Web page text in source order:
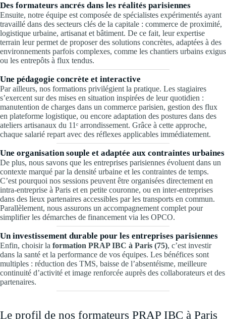
Des formateurs ancrés dans les réalités parisiennes
Ensuite, notre équipe est composée de spécialistes expérimentés ayant
travaillé dans des secteurs clés de la capitale : commerce de proximité,
logistique urbaine, artisanat et bâtiment. De ce fait, leur expertise
terrain leur permet de proposer des solutions concrètes, adaptées à des
environnements parfois complexes, comme les chantiers urbains exigus
ou les entrepôts à flux tendus.
Une pédagogie concrète et interactive
Par ailleurs, nos formations privilégient la pratique. Les stagiaires
s’exercent sur des mises en situation inspirées de leur quotidien :
manutention de charges dans un commerce parisien, gestion des flux
en plateforme logistique, ou encore adaptation des postures dans des
ateliers artisanaux du 11ᵉ arrondissement. Grâce à cette approche,
chaque salarié repart avec des réflexes applicables immédiatement.
Une organisation souple et adaptée aux contraintes urbaines
De plus, nous savons que les entreprises parisiennes évoluent dans un
contexte marqué par la densité urbaine et les contraintes de temps.
C’est pourquoi nos sessions peuvent être organisées directement en
intra-entreprise à Paris et en petite couronne, ou en inter-entreprises
dans des lieux partenaires accessibles par les transports en commun.
Parallèlement, nous assurons un accompagnement complet pour
simplifier les démarches de financement via les OPCO.
Un investissement durable pour les entreprises parisiennes
Enfin, choisir la formation PRAP IBC à Paris (75), c’est investir
dans la santé et la performance de vos équipes. Les bénéfices sont
multiples : réduction des TMS, baisse de l’absentéisme, meilleure
continuité d’activité et image renforcée auprès des collaborateurs et des
partenaires.
Le profil de nos formateurs PRAP IBC à Paris